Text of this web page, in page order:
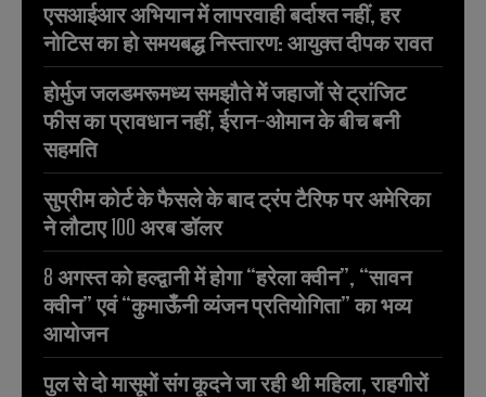
एसआईआर अभियान में लापरवाही बर्दाश्त नहीं, हर
नोटिस का हो समयबद्ध निस्तारण: आयुक्त दीपक रावत
होर्मुज जलडमरूमध्य समझौते में जहाजों से ट्रांजिट
फीस का प्रावधान नहीं, ईरान-ओमान के बीच बनी
सहमति
सुप्रीम कोर्ट के फैसले के बाद ट्रंप टैरिफ पर अमेरिका
ने लौटाए 100 अरब डॉलर
8 अगस्त को हल्द्वानी में होगा “हरेला क्वीन”, “सावन
क्वीन” एवं “कुमाऊँनी व्यंजन प्रतियोगिता” का भव्य
आयोजन
पुल से दो मासूमों संग कूदने जा रही थी महिला, राहगीरों